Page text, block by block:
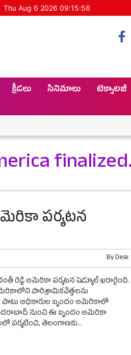
Thu Aug 6 2026 09:15:56
క్రీడలు సినిమాలు టెక్నాలజీ
పర్యటన
ByDesk
రెడ్డి అమెరికా పర్యటన షెడ్యూల్ ఖరారైంది.
పారిశ్రామికవేత్తలను
పాటు అధికారుల బృందం అమెరికాలో
హైదరాబాద్ నుంచి ఈ బృందం అమెరికా
పర్యటించి, తెలంగాణకు...